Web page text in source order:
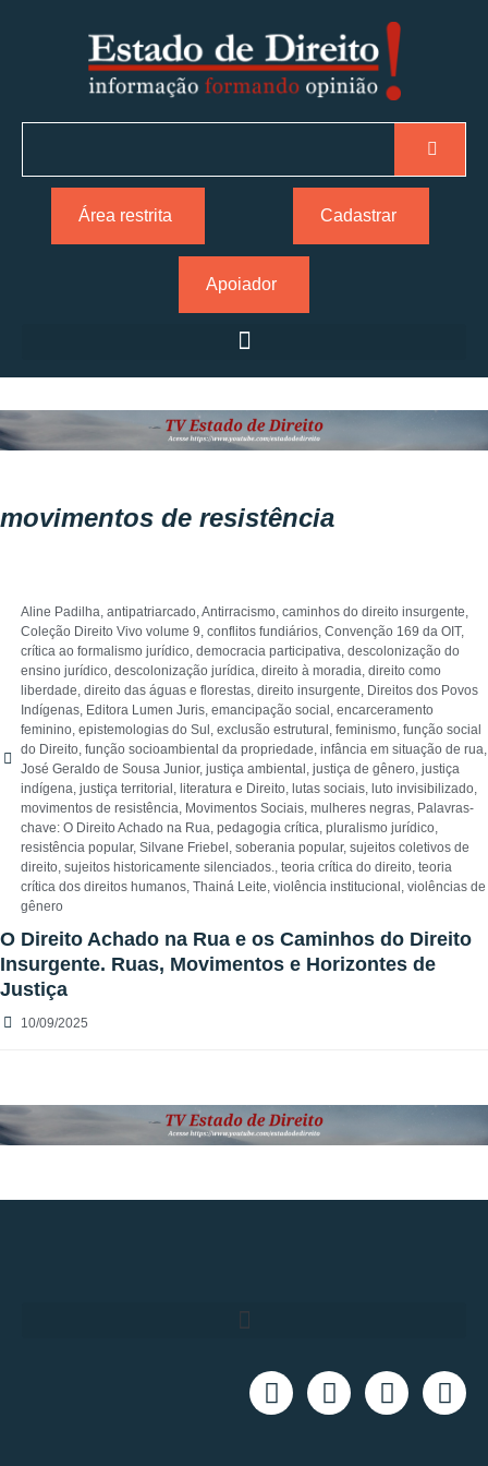
Área restrita Cadastrar
Apoiador
movimentos de resistência
Aline Padilha, antipatriarcado,Antirracismo, caminhos do direito insurgente,
Coleção Direito Vivo volume 9, conflitos fundiários, Convenção 169 da OIT,
crítica ao formalismo jurídico, democracia participativa, descolonização do
ensino jurídico, descolonização jurídica, direito à moradia, direito como
liberdade, direito das águas e florestas, direito insurgente, Direitos dos Povos
Indígenas, Editora Lumen Juris, emancipação social , encarceramento
feminino, epistemologias do Sul , exclusão estrutural , feminismo, função social
do Direito, função socioambiental da propriedade, infância em situação de rua,
José Geraldo de Sousa Junior, justiça ambiental , justiça de gênero, justiça
indígena, justiça territorial , literatura e Direito, lutas sociais, luto invisibilizado,
movimentos de resistência, Movimentos Sociais, mulheres negras, Palavras-
chave: O Direito Achado na Rua, pedagogia crítica, pluralismo jurídico,
resistência popular, Silvane Friebel , soberania popular, sujeitos coletivos de
direito, sujeitos historicamente silenciados., teoria crítica do direito, teoria
crítica dos direitos humanos, Thainá Leite, violência institucional , violências de
gênero
O Direito Achado na Rua e os Caminhos do Direito
Insurgente. Ruas, Movimentos e Horizontes de
Justiça
10/09/2025